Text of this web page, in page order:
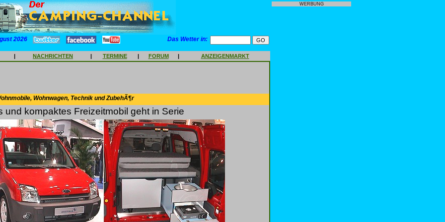
2026 Das Wetter in:
| NACHRICHTEN | TERMINE | FORUM | ANZEIGENMARKT
Wohnwagen, Technik und ZubehÃ¶r
und kompaktes Freizeitmobil geht in Serie
WERBUNG